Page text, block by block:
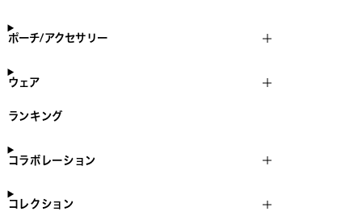
ポーチ/アクセサリー
ウェア
ランキング
コラボレーション
コレクション